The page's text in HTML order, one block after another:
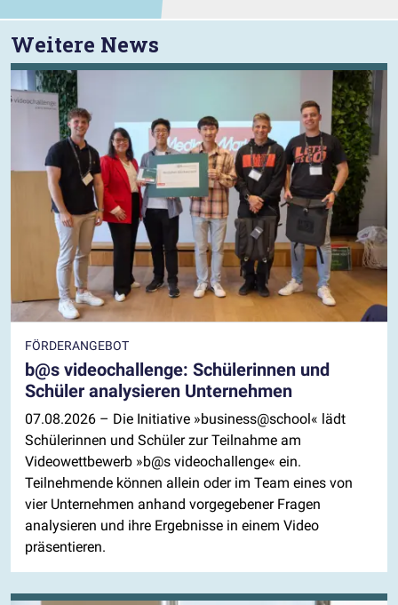
Weitere News
FÖRDERANGEBOT
b@s videochallenge: Schülerinnen und
Schüler analysieren Unternehmen
07.08.2026 – Die Initiative »business@school« lädt
Schülerinnen und Schüler zur Teilnahme am
Videowettbewerb »b@s videochallenge« ein.
Teilnehmende können allein oder im Team eines von
vier Unternehmen anhand vorgegebener Fragen
analysieren und ihre Ergebnisse in einem Video
präsentieren.